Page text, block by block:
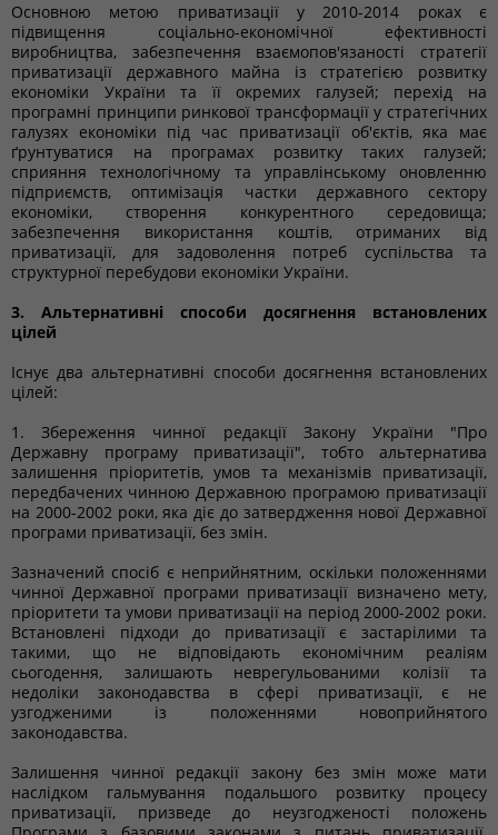
Основною метою приватизації у 2010-2014 роках є
підвищення соціально-економічної ефективності
виробництва, забезпечення взаємопов'язаності стратегії
приватизації державного майна із стратегією розвитку
економіки України та її окремих галузей; перехід на
програмні принципи ринкової трансформації у стратегічних
галузях економіки під час приватизації об'єктів, яка має
ґрунтуватися на програмах розвитку таких галузей;
сприяння технологічному та управлінському оновленню
підприємств, оптимізація частки державного сектору
економіки, створення конкурентного середовища;
забезпечення використання коштів, отриманих від
приватизації, для задоволення потреб суспільства та
структурної перебудови економіки України.
3. Альтернативні способи досягнення встановлених
цілей
Існує два альтернативні способи досягнення встановлених
цілей:
1. Збереження чинної редакції Закону України "Про
Державну програму приватизації", тобто альтернатива
залишення пріоритетів, умов та механізмів приватизації,
передбачених чинною Державною програмою приватизації
на 2000-2002 роки, яка діє до затвердження нової Державної
програми приватизації, без змін.
Зазначений спосіб є неприйнятним, оскільки положеннями
чинної Державної програми приватизації визначено мету,
пріоритети та умови приватизації на період 2000-2002 роки.
Встановлені підходи до приватизації є застарілими та
такими, що не відповідають економічним реаліям
сьогодення, залишають неврегульованими колізії та
недоліки законодавства в сфері приватизації, є не
узгодженими із положеннями новоприйнятого
законодавства.
Залишення чинної редакції закону без змін може мати
наслідком гальмування подальшого розвитку процесу
приватизації, призведе до неузгодженості положень